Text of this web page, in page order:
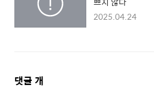
2025.04.24
댓
댓글 개